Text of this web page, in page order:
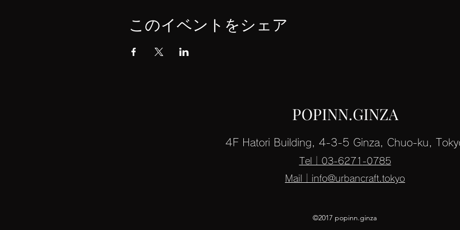
このイベントをシェア
POPINN.GINZA
4F Hatori Building, 4-3-5 Ginza, Chuo-ku,
Tel｜03-6271 -0785
Mail｜info@urbancraft.tokyo
©2017 popinn.ginza